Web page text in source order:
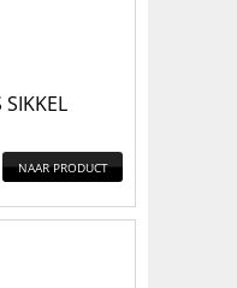
SIKKEL
NAAR PRODUCT